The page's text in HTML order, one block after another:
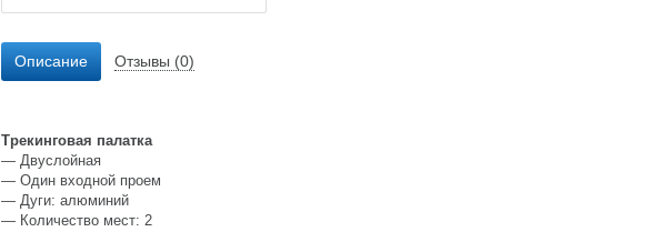
Описание Отзывы (0)
Трекинговая палатка
— Двуслойная
— Один входной проем
— Дуги: алюминий
— Количество мест: 2